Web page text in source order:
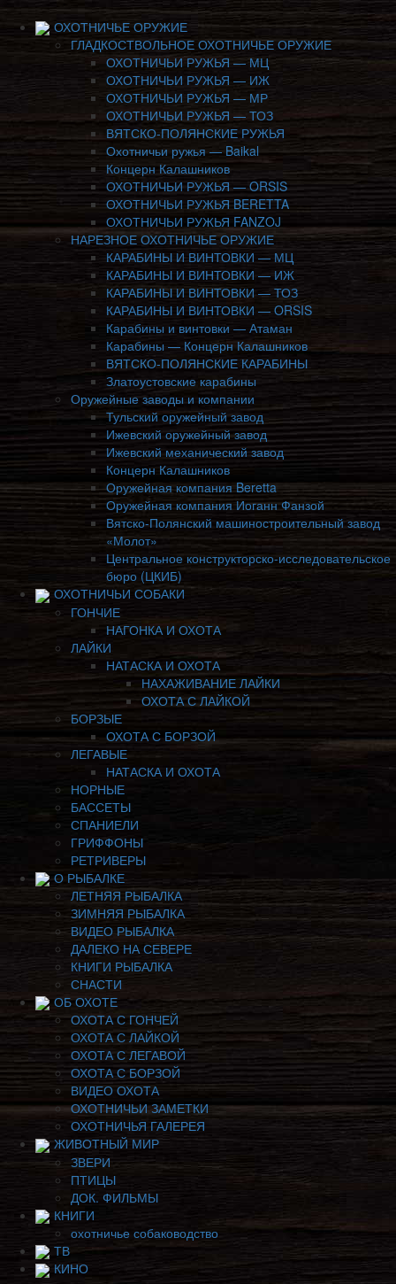
ОХОТНИЧЬЕ ОРУЖИЕ
ГЛАДКОСТВОЛЬНОЕ ОХОТНИЧЬЕ ОРУЖИЕ
ОХОТНИЧЬИ РУЖЬЯ — МЦ
ОХОТНИЧЬИ РУЖЬЯ — ИЖ
ОХОТНИЧЬИ РУЖЬЯ — МР
ОХОТНИЧЬИ РУЖЬЯ — ТОЗ
ВЯТСКО-ПОЛЯНСКИЕ РУЖЬЯ
Охотничьи ружья — Baikal
Концерн Калашников
ОХОТНИЧЬИ РУЖЬЯ — ORSIS
ОХОТНИЧЬИ РУЖЬЯ BERETTA
ОХОТНИЧЬИ РУЖЬЯ FANZOJ
НАРЕЗНОЕ ОХОТНИЧЬЕ ОРУЖИЕ
КАРАБИНЫ И ВИНТОВКИ — МЦ
КАРАБИНЫ И ВИНТОВКИ — ИЖ
КАРАБИНЫ И ВИНТОВКИ — ТОЗ
КАРАБИНЫ И ВИНТОВКИ — ORSIS
Карабины и винтовки — Атаман
Карабины — Концерн Калашников
ВЯТСКО-ПОЛЯНСКИЕ КАРАБИНЫ
Златоустовские карабины
Оружейные заводы и компании
Тульский оружейный завод
Ижевский оружейный завод
Ижевский механический завод
Концерн Калашников
Оружейная компания Beretta
Оружейная компания Иоганн Фанзой
Вятско-Полянский машиностроительный завод
«Молот»
Центральное конструкторско-исследовательское
бюро (ЦКИБ)
ОХОТНИЧЬИ СОБАКИ
ГОНЧИЕ
НАГОНКА И ОХОТА
ЛАЙКИ
НАТАСКА И ОХОТА
НАХАЖИВАНИЕ ЛАЙКИ
ОХОТА С ЛАЙКОЙ
БОРЗЫЕ
ОХОТА С БОРЗОЙ
ЛЕГАВЫЕ
НАТАСКА И ОХОТА
НОРНЫЕ
БАССЕТЫ
СПАНИЕЛИ
ГРИФФОНЫ
РЕТРИВЕРЫ
О РЫБАЛКЕ
ЛЕТНЯЯ РЫБАЛКА
ЗИМНЯЯ РЫБАЛКА
ВИДЕО РЫБАЛКА
ДАЛЕКО НА СЕВЕРЕ
КНИГИ РЫБАЛКА
СНАСТИ
ОБ ОХОТЕ
ОХОТА С ГОНЧЕЙ
ОХОТА С ЛАЙКОЙ
ОХОТА С ЛЕГАВОЙ
ОХОТА С БОРЗОЙ
ВИДЕО ОХОТА
ОХОТНИЧЬИ ЗАМЕТКИ
ОХОТНИЧЬЯ ГАЛЕРЕЯ
ЖИВОТНЫЙ МИР
ЗВЕРИ
ПТИЦЫ
ДОК. ФИЛЬМЫ
КНИГИ
охотничье собаководство
ТВ
КИНО